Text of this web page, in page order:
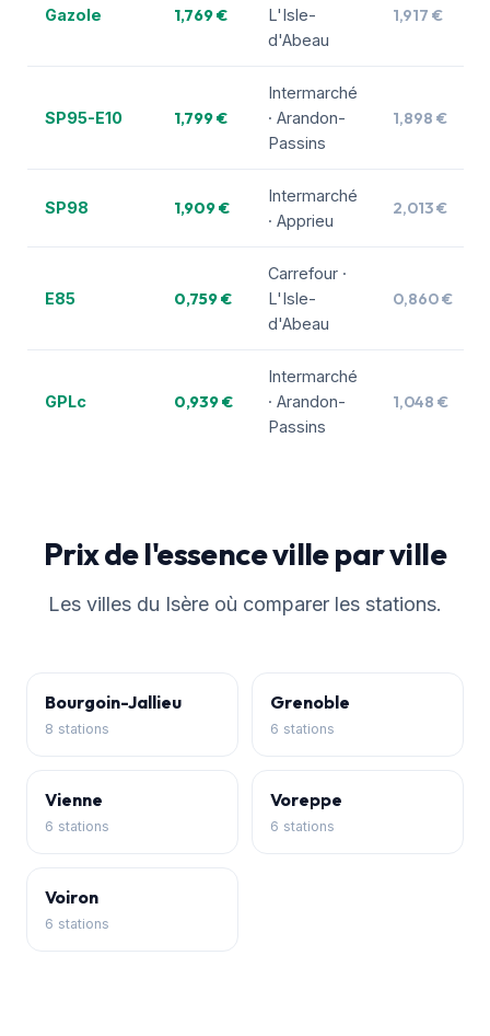
Gazole 1,769 €
L'Isle-
d'Abeau
1,917 €
SP95-E10 1,799 €
Intermarché
· Arandon-
Passins
1,898 €
SP98 1,909 €
Intermarché
· Apprieu
2,013 €
E85 0,759 €
Carrefour ·
L'Isle-
d'Abeau
0,860 €
GPLc 0,939 €
Intermarché
· Arandon-
Passins
1,048 €
Prix de l'essence ville par ville
Les villes du Isère où comparer les stations.
Bourgoin-Jallieu
8 stations
Grenoble
6 stations
Vienne
6 stations
Voreppe
6 stations
Voiron
6 stations